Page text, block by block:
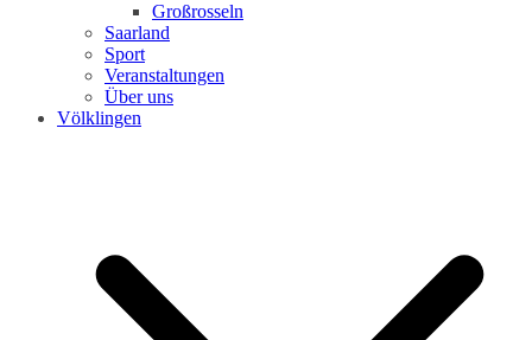
Großrosseln
Saarland
Sport
Veranstaltungen
Über uns
Völklingen